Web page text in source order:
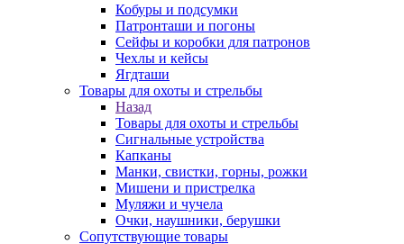
Кобуры и подсумки
Патронташи и погоны
Сейфы и коробки для патронов
Чехлы и кейсы
Ягдташи
Товары для охоты и стрельбы
Назад
Товары для охоты и стрельбы
Сигнальные устройства
Капканы
Манки, свистки, горны, рожки
Мишени и пристрелка
Муляжи и чучела
Очки, наушники, берушки
Сопутствующие товары